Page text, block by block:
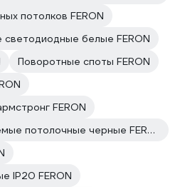
потолков FERON
светодиодные белые FERON
Поворотные споты FERON
FERON
Светильники встраиваемые потолочные черные FERON
IP20 FERON